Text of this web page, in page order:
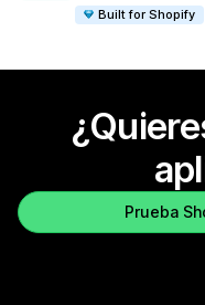
Built for Shopify
Prueba